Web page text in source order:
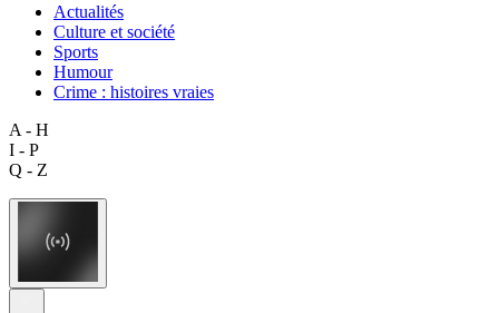
Actualités
Culture et société
Sports
Humour
Crime : histoires vraies
A - H
I - P
Q - Z